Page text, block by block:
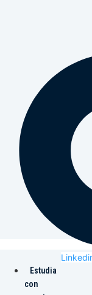
Estudia
con